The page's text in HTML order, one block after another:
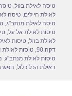
o
k
nטיסה לאילת בזול ,
לאילת חיילים ,טיסה
טיסה לאילת מנתב"ג ,
טיסות לאילת אל על ,
לאילת בזול ,טיסות
דקה 90
,טיסות לאילת
טיסות לאילת מנתב"ג
באילת הכל כלול נופש